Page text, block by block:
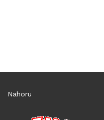
Nahoru